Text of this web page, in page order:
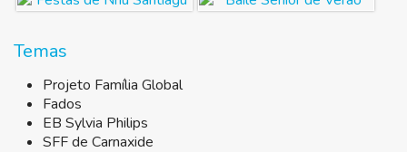
Temas
Projeto Família Global
Fados
EB Sylvia Philips
SFF de Carnaxide